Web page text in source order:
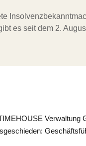
es seit dem 2.
Verwaltung